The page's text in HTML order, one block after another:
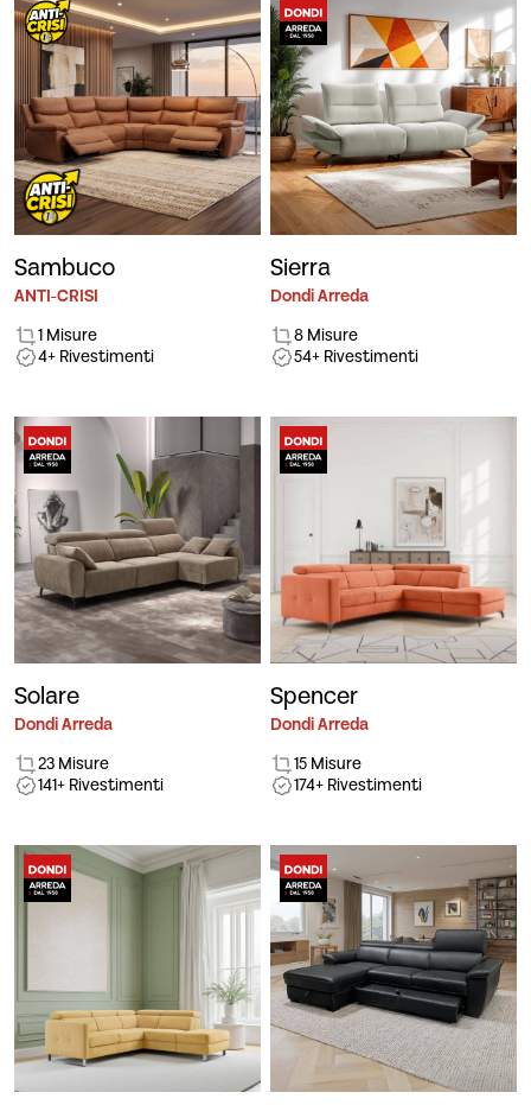
Sambuco
ANTI-CRISI
1 Misure
4+ Rivestimenti
Sierra
Dondi Arreda
8 Misure
54+ Rivestimenti
Solare
Dondi Arreda
23 Misure
141+ Rivestimenti
Spencer
Dondi Arreda
15 Misure
174+ Rivestimenti